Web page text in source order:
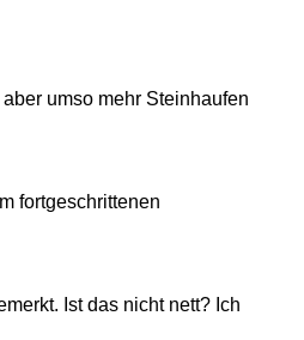
umso mehr Steinhaufen
fortgeschrittenen
Ist das nicht nett? Ich